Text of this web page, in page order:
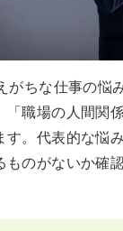
がちな仕事の悩
「職場の人間関
す。代表的な悩
のがないか確